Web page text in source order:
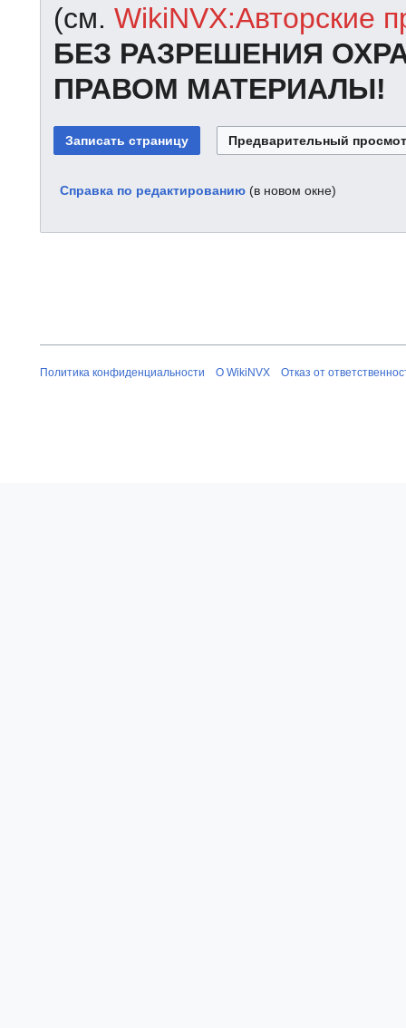
(см. WikiNVX:Авторские
БЕЗ РАЗРЕШЕНИЯ
ПРАВОМ МАТЕРИАЛЫ!
Справка по редактированию (в новом окне)
Политика конфиденциальности О WikiNVX Отказ от